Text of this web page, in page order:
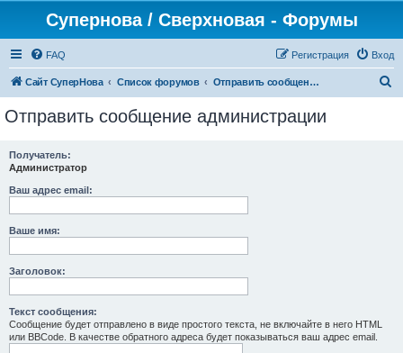
Супернова / Сверхновая - Форумы
FAQ Вход
Регистрация
Сайт СуперНова Список форумов Отправить сообщение администрации
Отправить сообщение администрации
Получатель:
Администратор
Ваш адрес email:
Ваше имя:
Заголовок:
Текст сообщения:
Сообщение будет отправлено в виде простого текста, не включайте в него HTML
или BBCode. В качестве обратного адреса будет показываться ваш адрес email.